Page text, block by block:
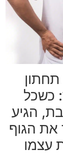
כשכל
הגיע
את הגוף
עצמו